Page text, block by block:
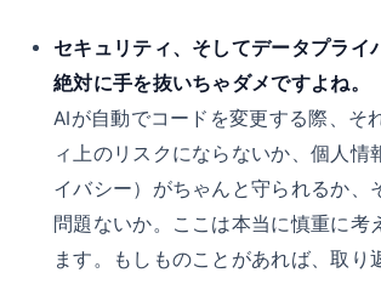
セキュリティ、そしてデータプライ
絶対に手を抜いちゃダメですよね。
AIが自動でコードを変更する際、そ
ィ上のリスクにならないか、個人情
イバシー）がちゃんと守られるか、
問題ないか。ここは本当に慎重に考
ます。もしものことがあれば、取り